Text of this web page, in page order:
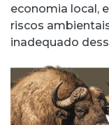
economia local,
riscos
inadequado